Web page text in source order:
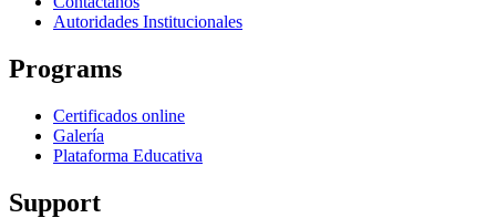
Autoridades Institucionales
Programs
Certificados online
Galería
Plataforma Educativa
Support